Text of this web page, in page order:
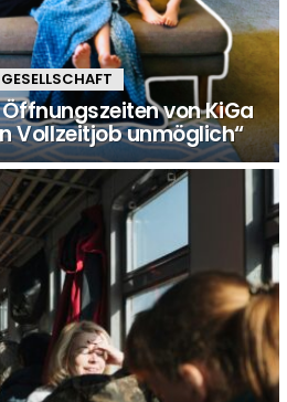
GESELLSCHAFT
von KiGa
Vollzeitjob unmöglich“